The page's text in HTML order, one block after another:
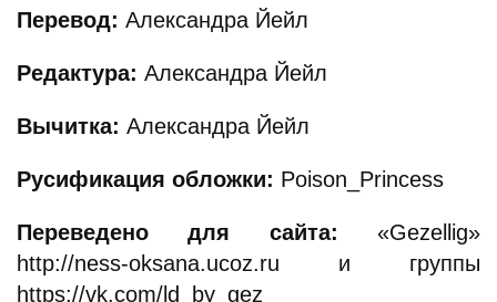
Перевод: Александра Йейл
Редактура: Александра Йейл
Вычитка: Александра Йейл
Русификация обложки: Poison_Princess
Переведено для сайта: «Gezellig»
http://ness-oksana.ucoz.ru и группы
https://vk.com/ld_by_gez